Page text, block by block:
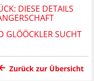
DIESE DETAILS
GLÖÖCKLER SUCHT
Zurück zur Übersicht